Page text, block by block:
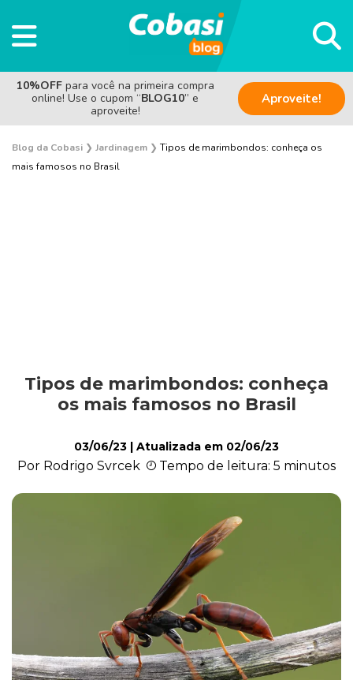
10%OFF para você na primeira compra
online! Use o cupom “BLOG10” e
aproveite!
Aproveite!
Blog da Cobasi ❯ Jardinagem ❯ Tipos de marimbondos: conheça os
mais famosos no Brasil
Cultivo e Manutenção
Cachorro
Outros Pets
Casa & Piscina
Tipos de marimbondos: conheça
os mais famosos no Brasil
03/06/23 | Atualizada em 02/06/23
Por Rodrigo Svrcek Tempo de leitura: 5 minutos